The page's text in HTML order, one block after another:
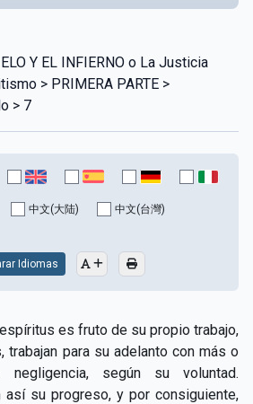
Y EL INFIERNO o La Justicia
> PRIMERA PARTE >
> 7
中文(大陆) 中文(台灣)
Idiomas
es fruto de su propio trabajo,
trabajan para su adelanto con más o
según su voluntad.
así su progreso, y por consiguiente,